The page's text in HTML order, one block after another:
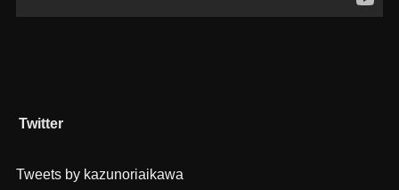
Twitter
Tweets by kazunoriaikawa